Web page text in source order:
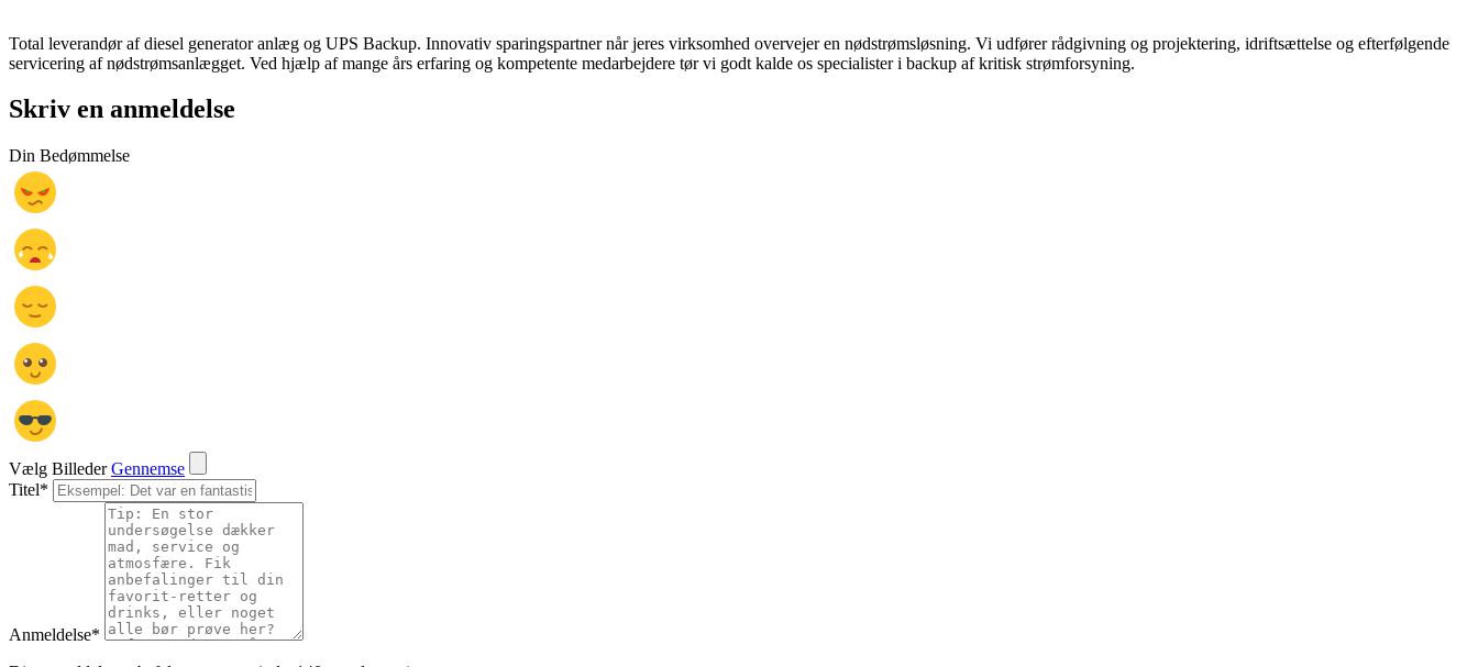
Total leverandør af diesel generator anlæg og UPS Backup. Innovativ sparingspartner når jeres virksomhed overvejer en nødstrømsløsning. Vi udfører rådgivning og projektering, idriftsættelse og efterfølgende
servicering af nødstrømsanlægget. Ved hjælp af mange års erfaring og kompetente medarbejdere tør vi godt kalde os specialister i backup af kritisk strømforsyning.
Skriv en anmeldelse
Din Bedømmelse
Vælg Billeder Gennemse
Titel*
Anmeldelse*